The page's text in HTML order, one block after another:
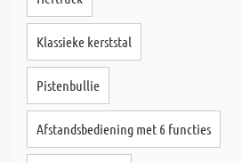
Klassieke kerststal
Pistenbullie
Afstandsbediening met 6 functies